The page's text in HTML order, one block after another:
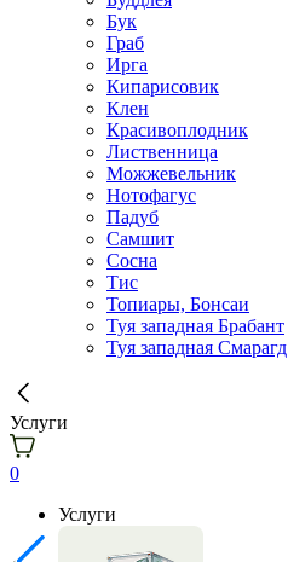
Бук
Граб
Ирга
Кипарисовик
Клен
Красивоплодник
Лиственница
Можжевельник
Нотофагус
Падуб
Самшит
Сосна
Тис
Топиары, Бонсаи
Туя западная Брабант
Туя западная Смарагд
Услуги
0
Услуги